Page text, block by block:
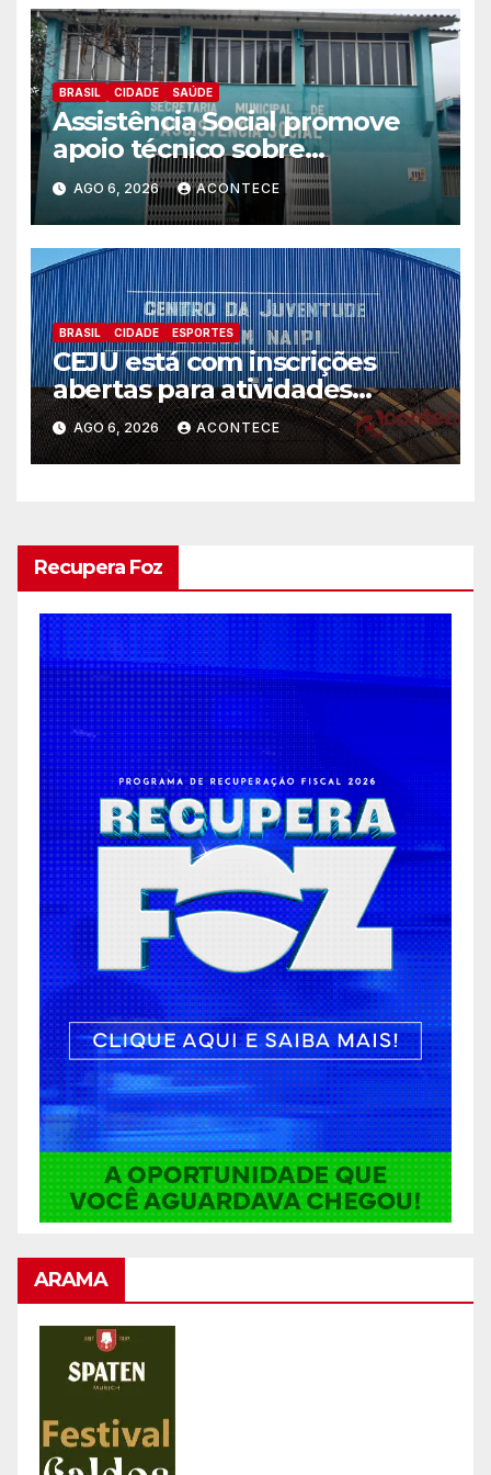
BRASIL CIDADE SAÚDE
Assistência Social promove
apoio técnico sobre
preparação e resposta a
situações de emergência e
calamidade pública
AGO 6, 2026 ACONTECE
BRASIL CIDADE ESPORTES
CEJU está com inscrições
abertas para atividades
gratuitas
AGO 6, 2026 ACONTECE
Recupera Foz
ARAMA